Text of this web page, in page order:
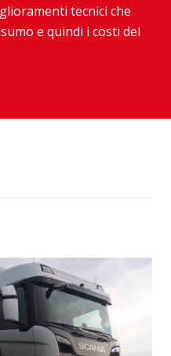
tecnici che
e quindi i costi del